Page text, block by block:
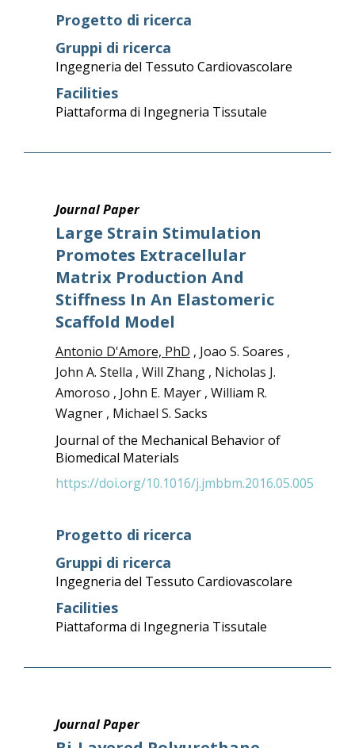
Progetto di ricerca
Gruppi di ricerca
Ingegneria del Tessuto Cardiovascolare
Facilities
Piattaforma di Ingegneria Tissutale
Journal Paper
Large Strain Stimulation
Promotes Extracellular
Matrix Production And
Stiffness In An Elastomeric
Scaffold Model
Antonio D'Amore, PhD , Joao S. Soares ,
John A. Stella , Will Zhang , Nicholas J.
Amoroso , John E. Mayer , William R.
Wagner , Michael S. Sacks
Journal of the Mechanical Behavior of
Biomedical Materials
https://doi.org/10.1016/j.jmbbm.2016.05.005
Progetto di ricerca
Gruppi di ricerca
Ingegneria del Tessuto Cardiovascolare
Facilities
Piattaforma di Ingegneria Tissutale
Journal Paper